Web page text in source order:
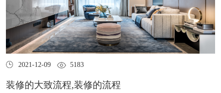
2021-12-09 5183
装修的大致流程,装修的流程